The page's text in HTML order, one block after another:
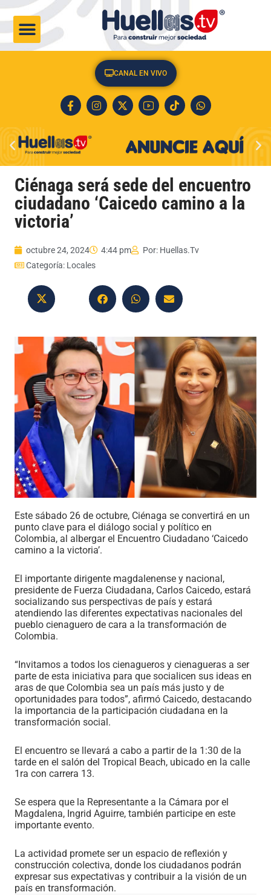
CANAL EN VIVO
Ciénaga será sede del encuentro
ciudadano ‘Caicedo camino a la
victoria’
octubre 24, 2024 4:44 pm Por: Huellas.Tv
Categoría: Locales
Este sábado 26 de octubre, Ciénaga se convertirá en un
punto clave para el diálogo social y político en
Colombia, al albergar el Encuentro Ciudadano ‘Caicedo
camino a la victoria’.
El importante dirigente magdalenense y nacional,
presidente de Fuerza Ciudadana, Carlos Caicedo, estará
socializando sus perspectivas de país y estará
atendiendo las diferentes expectativas nacionales del
pueblo cienaguero de cara a la transformación de
Colombia.
“Invitamos a todos los cienagueros y cienagueras a ser
parte de esta iniciativa para que socialicen sus ideas en
aras de que Colombia sea un país más justo y de
oportunidades para todos”, afirmó Caicedo, destacando
la importancia de la participación ciudadana en la
transformación social.
El encuentro se llevará a cabo a partir de la 1:30 de la
tarde en el salón del Tropical Beach, ubicado en la calle
1ra con carrera 13.
Se espera que la Representante a la Cámara por el
Magdalena, Ingrid Aguirre, también participe en este
importante evento.
La actividad promete ser un espacio de reflexión y
construcción colectiva, donde los ciudadanos podrán
expresar sus expectativas y contribuir a la visión de un
país en transformación.